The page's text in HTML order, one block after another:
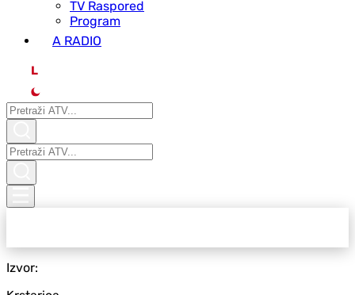
ТV Raspored
Program
A RADIO
L
Izvor: